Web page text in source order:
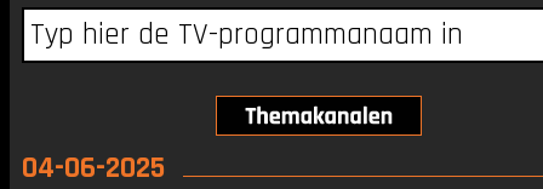
04-06-2025